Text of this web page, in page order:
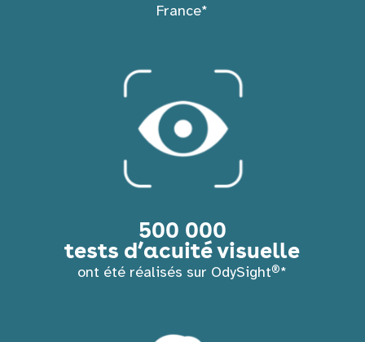
France*
500 000
tests d’acuité visuelle
ont été réalisés sur OdySight®*